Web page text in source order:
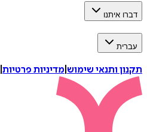
דברו איתנו
עברית
תקנון ותנאי שימוש מדיניות פרטיות